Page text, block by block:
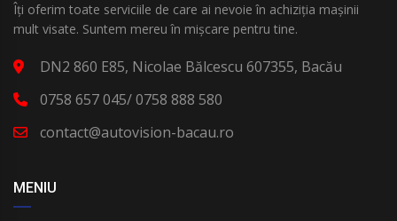
Îți oferim toate serviciile de care ai nevoie în achiziția mașinii
mult visate. Suntem mereu în mișcare pentru tine.
DN2 860 E85, Nicolae Bălcescu 607355, Bacău
0758 657 045/ 0758 888 580
contact@autovision-bacau.ro
MENIU